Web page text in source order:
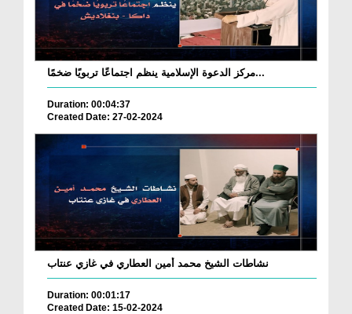
مركز الدعوة الإسلامية ينظم اجتماعًا تربويًا ضخمًا...
Duration: 00:04:37
Created Date: 27-02-2024
نشاطات الشيخ محمد أمين العطاري في غازي عنتاب
Duration: 00:01:17
Created Date: 15-02-2024